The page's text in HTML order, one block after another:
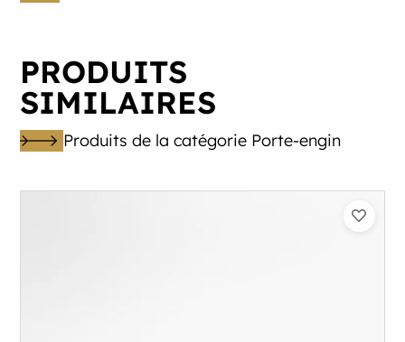
PRODUITS
SIMILAIRES
Produits de la catégorie Porte-engin